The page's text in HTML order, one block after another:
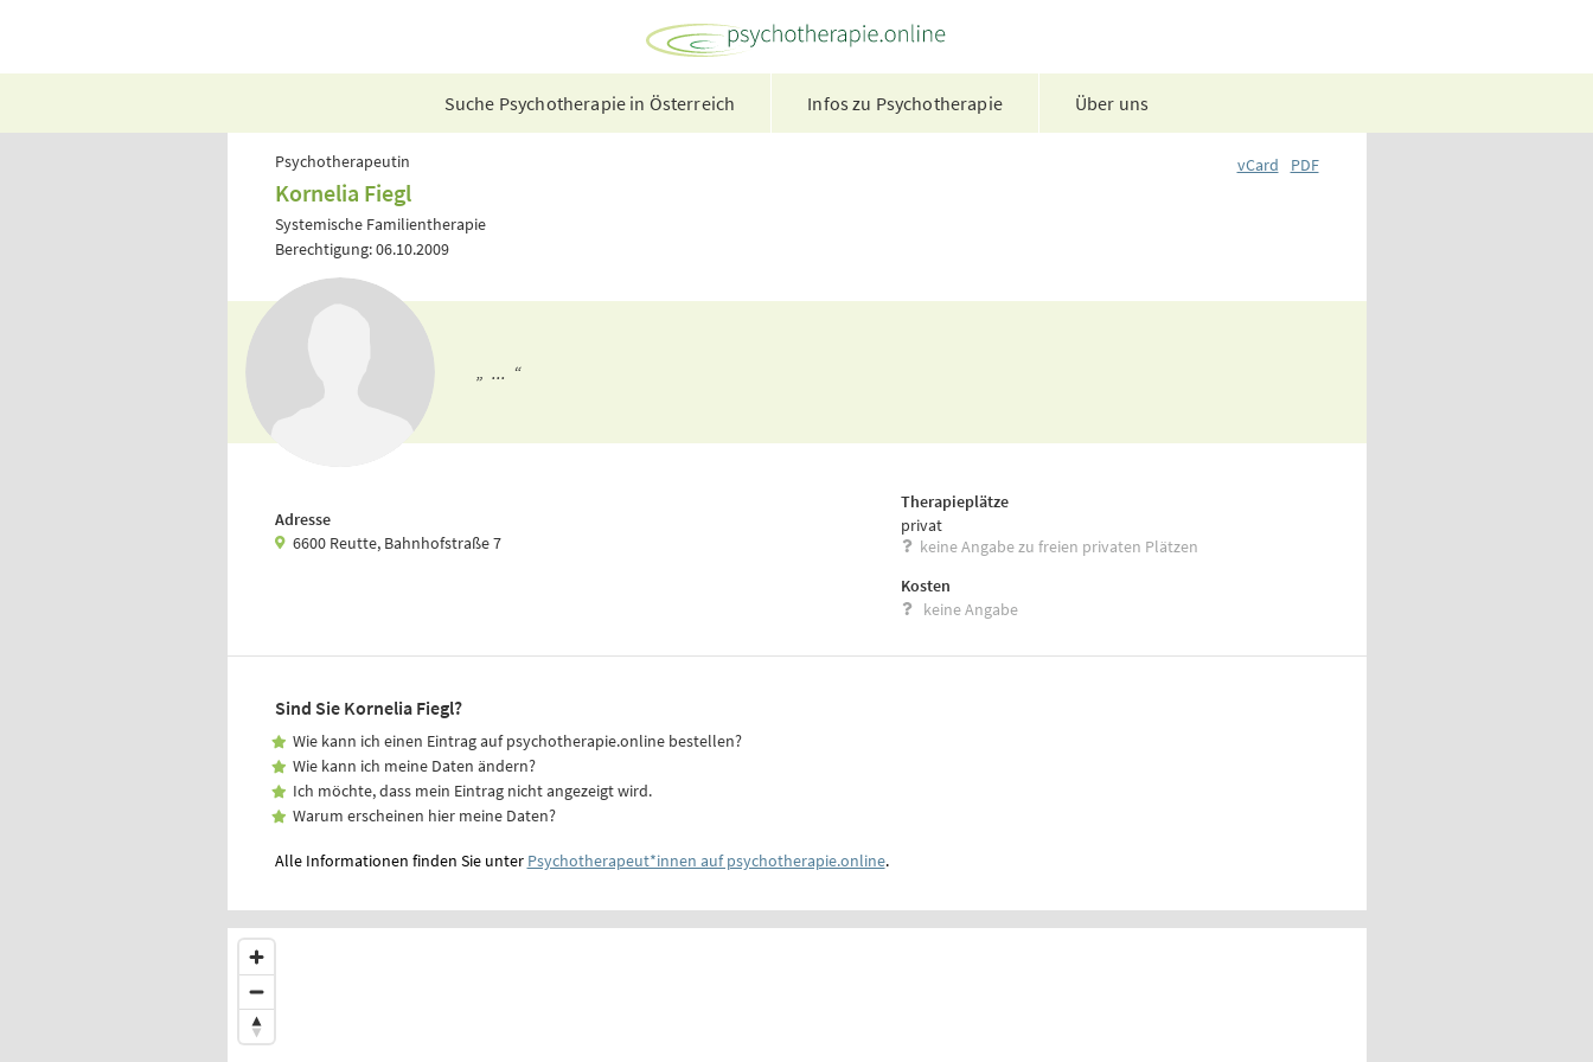
Suche Psychotherapie in Österreich Infos zu Psychotherapie Über uns
Psychotherapeutin
Kornelia Fiegl
Systemische Familientherapie
Berechtigung: 06.10.2009
vCard PDF
„ ... “
Adresse
6600 Reutte, Bahnhofstraße 7
Therapieplätze
privat
keine Angabe zu freien privaten Plätzen
Kosten
keine Angabe
Sind Sie Kornelia Fiegl?
Wie kann ich einen Eintrag auf psychotherapie.online bestellen?
Wie kann ich meine Daten ändern?
Ich möchte, dass mein Eintrag nicht angezeigt wird.
Warum erscheinen hier meine Daten?
Alle Informationen finden Sie unter Psychotherapeut*innen auf psychotherapie.online.